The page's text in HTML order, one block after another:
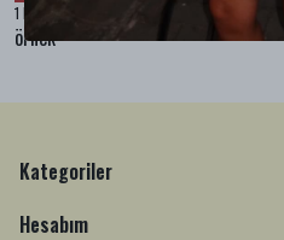
1 Renk 4 Beden
örnek
Kategoriler
Hesabım